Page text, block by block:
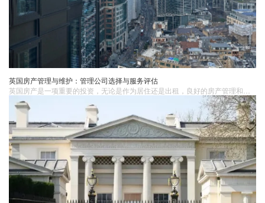
英国房产管理与维护：管理公司选择与服务评估